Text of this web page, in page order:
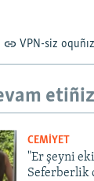
VPN-siz oquñız
etiñiz
CEMİYET
"Er şeyni
Seferberlik